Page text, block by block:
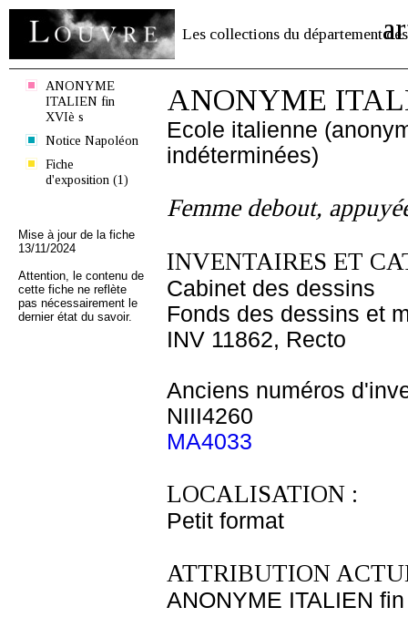
Les collections du département des
ANONYME
ITALIEN fin
XVIè s
Notice Napoléon
Fiche
d'exposition (1)
Mise à jour de la fiche
13/11/2024
Attention, le contenu de
cette fiche ne reflète
pas nécessairement le
dernier état du savoir.
ANONYME
Ecole italienne
indéterminées)
Femme debout,
INVENTAIRES ET
Cabinet des dessins
Fonds des dessins et
INV 11862, Recto
Anciens numéros
NIII4260
MA4033
LOCALISATION :
Petit format
ATTRIBUTION
ANONYME ITALIEN